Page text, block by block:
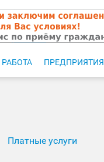
РАБОТА ПРЕДПРИЯТИЯ
Платные услуги